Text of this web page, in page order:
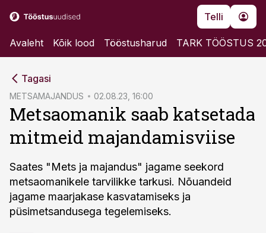
Telli
Avaleht Kõik lood Tööstusharud TARK TÖÖSTUS
Tagasi
METSAMAJANDUS 02.08.23, 16:00
Metsaomanik saab katsetada
mitmeid majandamisviise
Saates "Mets ja majandus" jagame seekord
metsaomanikele tarvilikke tarkusi. Nõuandeid
jagame maarjakase kasvatamiseks ja
püsimetsandusega tegelemiseks.